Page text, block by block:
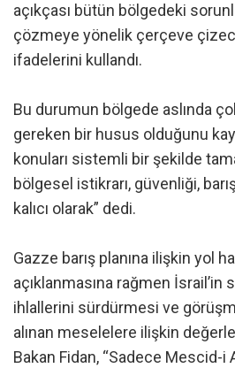
açıkçası bütün bölgedeki
çözmeye yönelik çerçeve
ifadelerini kullandı.
Bu durumun bölgede aslında
gereken bir husus olduğunu
konuları sistemli bir şekilde
bölgesel istikrarı, güvenliği,
kalıcı olarak” dedi.
Gazze barış planına ilişkin yol
açıklanmasına rağmen İsrail’in
ihlallerini sürdürmesi ve
alınan meselelere ilişkin
Bakan Fidan, “Sadece Mescid-